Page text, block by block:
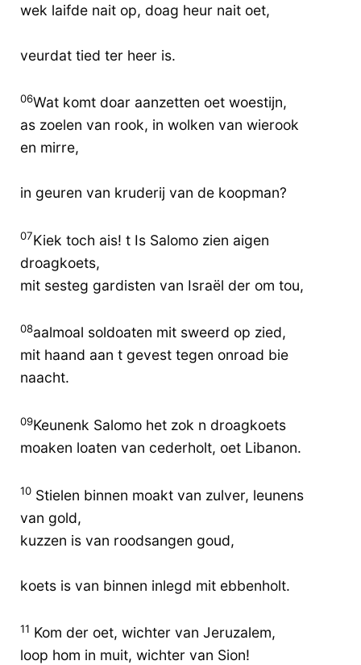
wek laifde nait op, doag heur nait oet,
veurdat tied ter heer is.
06Wat komt doar aanzetten oet woestijn,
as zoelen van rook, in wolken van wierook
en mirre,
in geuren van kruderij van de koopman?
07Kiek toch ais! t Is Salomo zien aigen
droagkoets,
mit sesteg gardisten van Israël der om tou,
08aalmoal soldoaten mit sweerd op zied,
mit haand aan t gevest tegen onroad bie
naacht.
09Keunenk Salomo het zok n droagkoets
moaken loaten van cederholt, oet Libanon.
10 Stielen binnen moakt van zulver, leunens
van gold,
kuzzen is van roodsangen goud,
koets is van binnen inlegd mit ebbenholt.
11 Kom der oet, wichter van Jeruzalem,
loop hom in muit, wichter van Sion!